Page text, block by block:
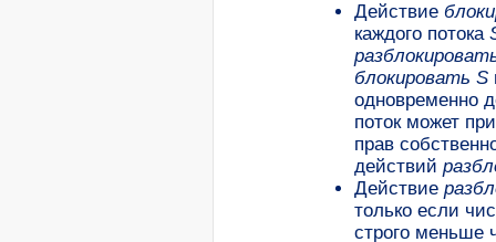
Действие
каждого потока
блокировать S
одновременно
поток может
прав
действий
Действие
только если
строго меньше